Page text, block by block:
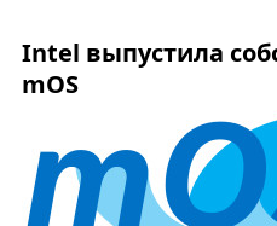
Intel выпустила
mOS